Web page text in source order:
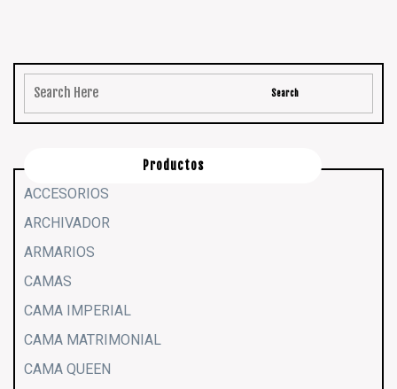
Productos
ACCESORIOS
ARCHIVADOR
ARMARIOS
CAMAS
CAMA IMPERIAL
CAMA MATRIMONIAL
CAMA QUEEN